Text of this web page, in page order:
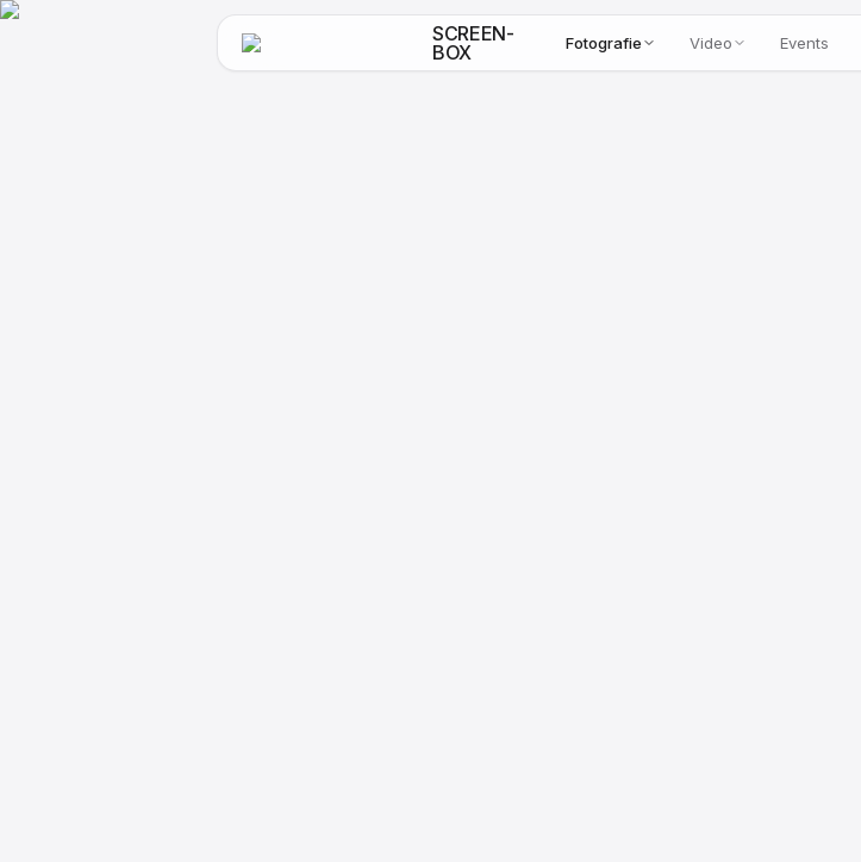
SCREEN-
BOX
Fotografie Video Events